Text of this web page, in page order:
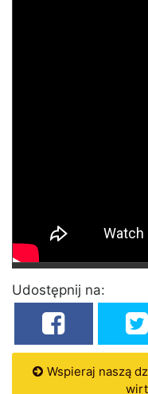
Udostępnij na:
Wspieraj naszą